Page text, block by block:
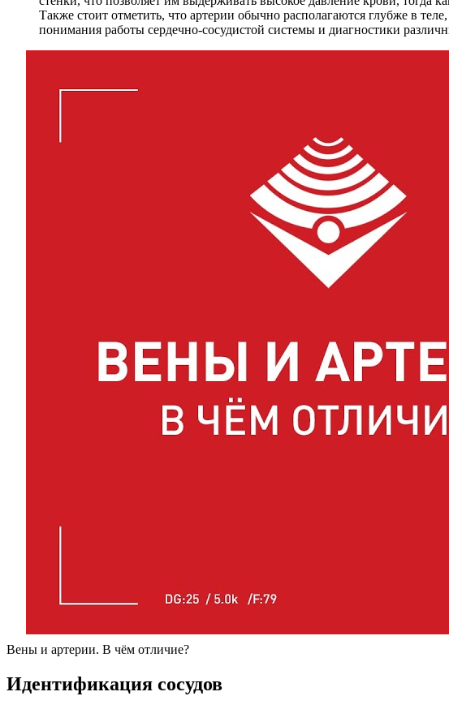
Также стоит отметить, что артерии обычно располагаются глубже в
понимания работы сердечно-сосудистой системы и диагностики
Вены и артерии. В чём отличие?
Идентификация сосудов